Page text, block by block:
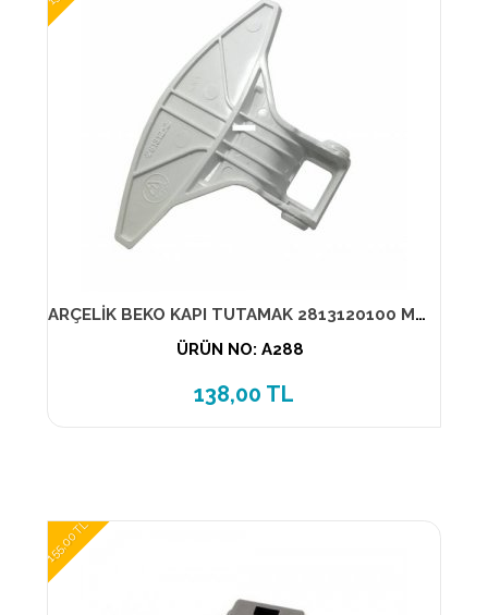
ARÇELİK BEKO KAPI TUTAMAK 2813120100 MUADİL ÜRÜN
ÜRÜN NO: A288
138,00 TL
155,00 TL